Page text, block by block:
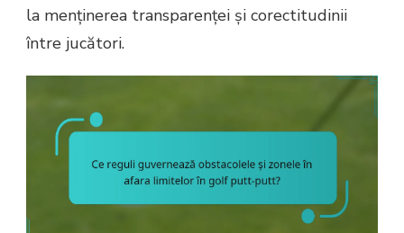
la menținerea transparenței și corectitudinii
între jucători.